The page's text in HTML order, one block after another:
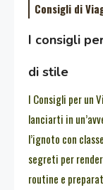
Consigli di
I consigli
di stile
I Consigli per un
lanciarti in
l’ignoto con
segreti per
routine e